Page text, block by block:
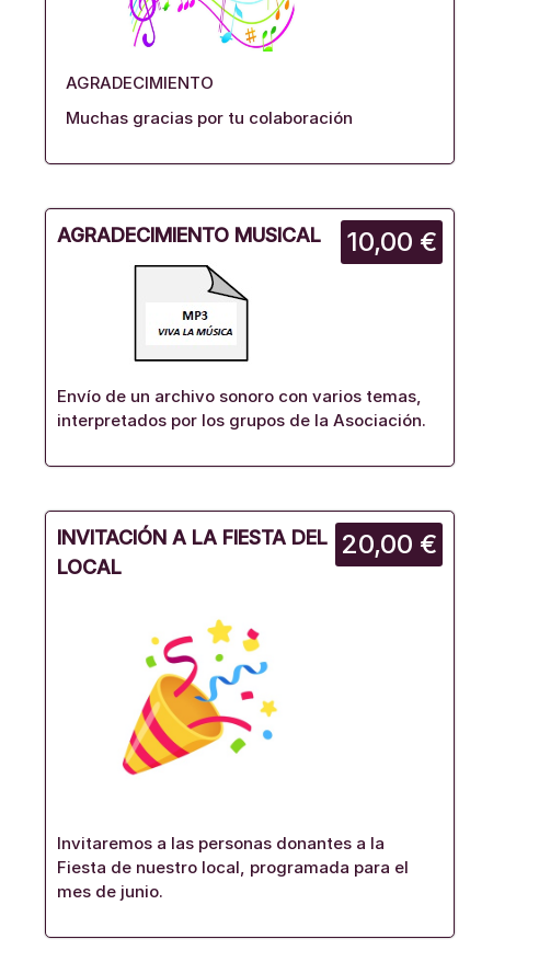
AGRADECIMIENTO
Muchas gracias por tu colaboración
10,00 €
AGRADECIMIENTO MUSICAL
Envío de un archivo sonoro con varios temas,
interpretados por los grupos de la Asociación.
20,00 €
INVITACIÓN A LA FIESTA DEL
LOCAL
Invitaremos a las personas donantes a la
Fiesta de nuestro local, programada para el
mes de junio.